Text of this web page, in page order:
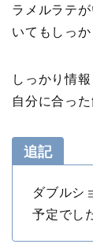
ラメルラテ
いてもしっ
しっかり情
自分に合っ
追記
ダブルシ
予定でし